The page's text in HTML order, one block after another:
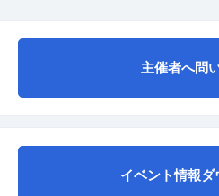
主催者へ問
イベント情報ダ